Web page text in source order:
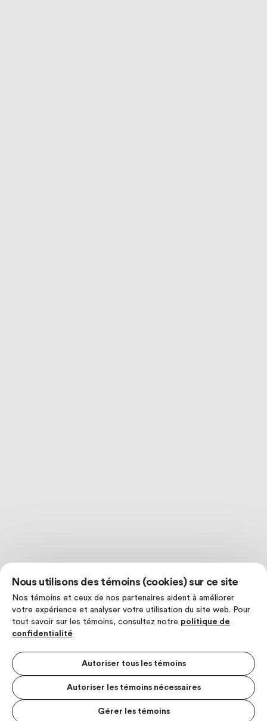
Nous utilisons des témoins (cookies) sur ce site
Nos témoins et ceux de nos partenaires aident à améliorer
votre expérience et analyser votre utilisation du site web. Pour
tout savoir sur les témoins, consultez notre politique de
confidentialité
Autoriser tous les témoins
Autoriser les témoins nécessaires
Gérer les témoins
MENU